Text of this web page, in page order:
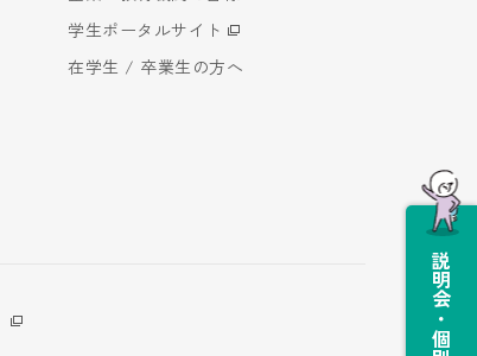
学生ポータルサイト
在学生 / 卒業生の方へ